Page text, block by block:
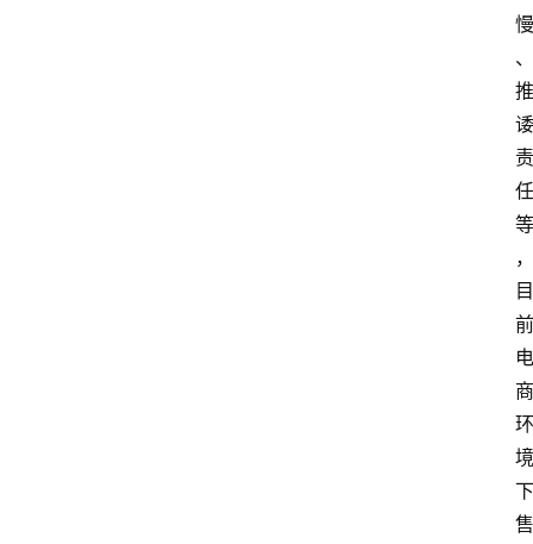
慢
、
推
诿
责
任
等
，
目
前
电
商
环
境
下
售